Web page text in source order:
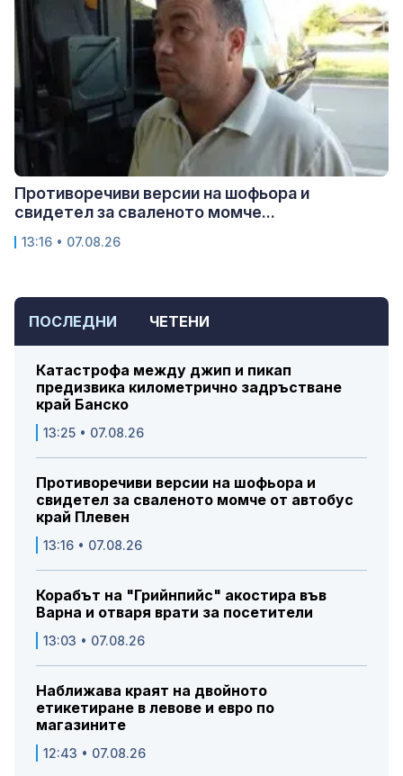
ПОСЛЕДНИ ЧЕТЕНИ
Катастрофа между джип и пикап
предизвика километрично задръстване
край Банско
13:25 • 07.08.26
Противоречиви версии на шофьора и
свидетел за сваленото момче от автобус
край Плевен
13:16 • 07.08.26
Корабът на "Грийнпийс" акостира във
Варна и отваря врати за посетители
13:03 • 07.08.26
Наближава краят на двойното
етикетиране в левове и евро по
магазините
12:43 • 07.08.26
Противоречиви версии на шофьора и
свидетел за сваленото момче...
13:16 • 07.08.26